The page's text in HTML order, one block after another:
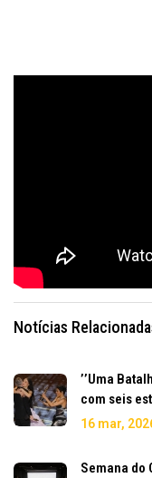
Notícias
’’Uma
com seis
16 mar,
Semana do